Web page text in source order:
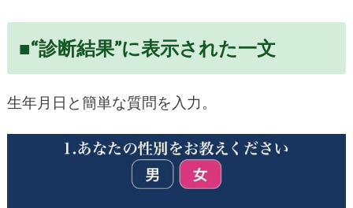
■“診断結果”に表示された一文
生年月日と簡単な質問を入力。